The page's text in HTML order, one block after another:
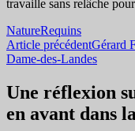
travaille sans relâche
NatureRequins
Navigation
des
articles
Article précédentGérard
Dame-des-Landes
Une réflexion
en avant dans